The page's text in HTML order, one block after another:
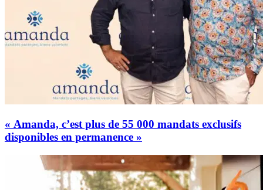
« Amanda, c’est plus de 55 000 mandats exclusifs
disponibles en permanence »